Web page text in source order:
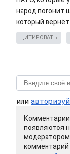
народ погонит
который
ЦИТИРОВАТЬ
или
появляются
комментарий